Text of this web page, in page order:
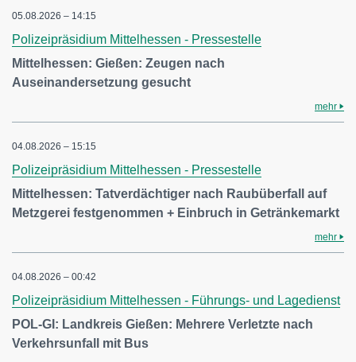
05.08.2026 – 14:15
Polizeipräsidium Mittelhessen - Pressestelle
Mittelhessen: Gießen: Zeugen nach
Auseinandersetzung gesucht
mehr
04.08.2026 – 15:15
Polizeipräsidium Mittelhessen - Pressestelle
Mittelhessen: Tatverdächtiger nach Raubüberfall auf
Metzgerei festgenommen + Einbruch in Getränkemarkt
mehr
04.08.2026 – 00:42
Polizeipräsidium Mittelhessen - Führungs- und Lagedienst
POL-GI: Landkreis Gießen: Mehrere Verletzte nach
Verkehrsunfall mit Bus